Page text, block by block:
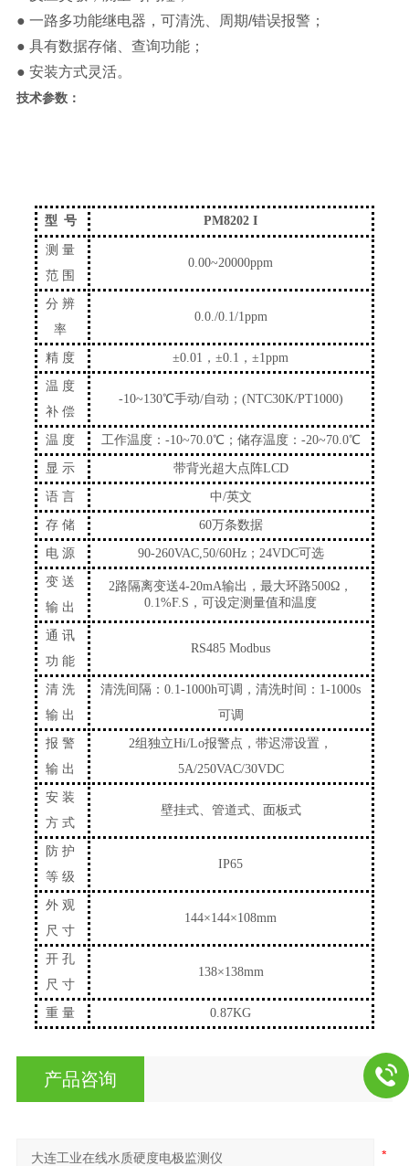
● 一路多功能继电器，可清洗、周期/错误报警；
● 具有数据存储、查询功能；
● 安装方式灵活。
技术参数：
型 号 PM8202 I
测量
范围
0.00~20000ppm
分辨
率
0.0./0.1/1ppm
精度 ±0.01，±0.1，±1ppm
温度
补偿
-10~130℃手动/自动；(NTC30K/PT1000)
温度 工作温度： -10~70.0℃；储存温度：-20~70.0℃
显示 带背光超大点阵LCD
语言 中/英文
存储 60万条数据
电源 90-260VAC,50/60Hz；24VDC可选
变送
输出
2路隔离变送4-20mA输出，最大环路500Ω，
0.1%F.S，可设定测量值和温度
通讯
功能
RS485 Modbus
清洗
输出
清洗间隔：0.1-1000h可调，清洗时间：1-1000s
可调
报警
输出
2组独立Hi/Lo报警点，带迟滞设置 ，
5A/250VAC/30VDC
安装
方式
壁挂式、管道式、面板式
防护
等级
IP65
外观
尺寸
144×144×108mm
开孔
尺寸
138×138mm
重量 0.87KG
产品咨询